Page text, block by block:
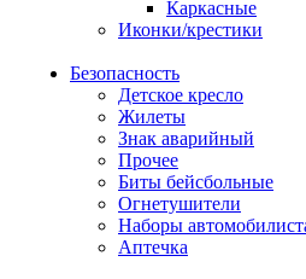
Каркасные
Иконки/крестики
Безопасность
Детское кресло
Жилеты
Знак аварийный
Прочее
Биты бейсбольные
Огнетушители
Наборы
Аптечка